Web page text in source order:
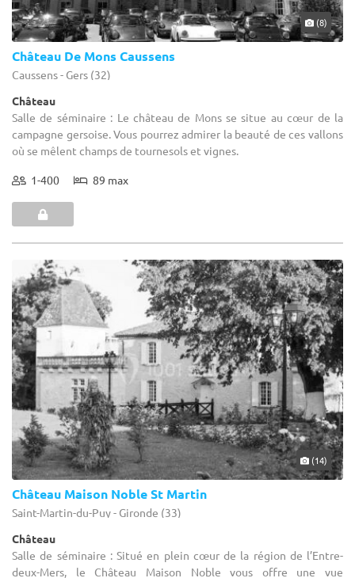
(8)
Château De Mons Caussens
Caussens - Gers (32)
Château
Salle de séminaire : Le château de Mons se situe au cœur de la
campagne gersoise. Vous pourrez admirer la beauté de ces vallons
où se mêlent champs de tournesols et vignes.
1-400 89 max
(14)
Château Maison Noble St Martin
Saint-Martin-du-Puy - Gironde (33)
Château
Salle de séminaire : Situé en plein cœur de la région de l’Entre-
deux-Mers, le Château Maison Noble vous offre une vue